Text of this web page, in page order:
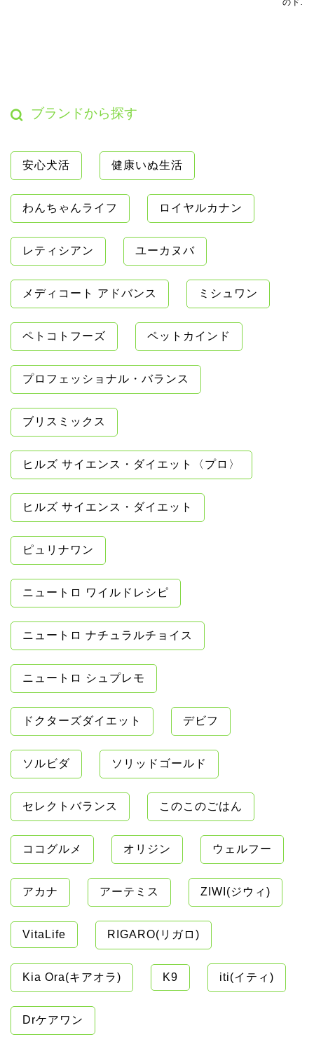
のド…
ブランドから探す
安心犬活 健康いぬ生活
わんちゃんライフ ロイヤルカナン
レティシアン ユーカヌバ
メディコート アドバンス ミシュワン
ペトコトフーズ ペットカインド
プロフェッショナル・バランス
ブリスミックス
ヒルズ サイエンス・ダイエット〈プロ〉
ヒルズ サイエンス・ダイエット
ピュリナワン
ニュートロ ワイルドレシピ
ニュートロ ナチュラルチョイス
ニュートロ シュプレモ
ドクターズダイエット デビフ
ソルビダ ソリッドゴールド
セレクトバランス このこのごはん
ココグルメ オリジン ウェルフー
アカナ アーテミス ZIWI(ジウィ)
VitaLife RIGARO(リガロ)
Kia Ora(キアオラ) K9 iti(イティ)
Drケアワン